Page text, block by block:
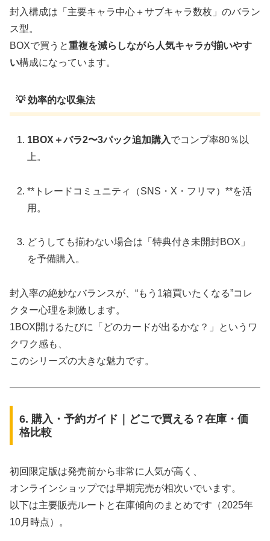
封入構成は「主要キャラ中心＋サブキャラ数枚」のバラン
ス型。
BOXで買うと重複を減らしながら人気キャラが揃いやす
い構成になっています。
💡 効率的な収集法
1BOX＋バラ2〜3パック追加購入でコンプ率80％以
上。
**トレードコミュニティ（SNS・X・フリマ）**を活
用。
どうしても揃わない場合は「特典付き未開封BOX」
を予備購入。
封入率の絶妙なバランスが、“もう1箱買いたくなる”コレ
クター心理を刺激します。
1BOX開けるたびに「どのカードが出るかな？」というワ
クワク感も、
このシリーズの大きな魅力です。
6. 購入・予約ガイド｜どこで買える？在庫・価
格比較
初回限定版は発売前から非常に人気が高く、
オンラインショップでは早期完売が相次いでいます。
以下は主要販売ルートと在庫傾向のまとめです（2025年
10月時点）。